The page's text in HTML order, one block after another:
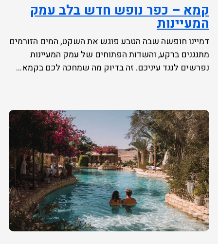
קמא – כפר נופש חדש בלב עמק
המעיינות
דמיינו חופשה שבה הטבע פוגש את השקט, המים הזורמים
מתנגנים ברקע, והשדות הפתוחים של עמק המעיינות
נפרשים לנגד עיניכם. זה בדיוק מה שמחכה לכם בקמא...